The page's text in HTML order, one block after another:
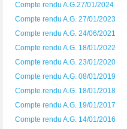
Compte rendu A.G.27/01/2024
Compte rendu A.G. 27/01/2023
Compte rendu A.G. 24/06/2021
Compte rendu A.G. 18/01/2022
Compte rendu A.G. 23/01/2020
Compte rendu A.G. 08/01/2019
Compte rendu A.G. 18/01/2018
Compte rendu A.G. 19/01/2017
Compte rendu A.G. 14/01/2016